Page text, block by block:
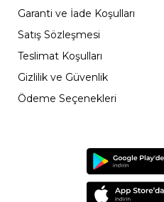
Garanti ve İade Koşulları
Satış Sözleşmesi
Teslimat Koşulları
Gizlilik ve Güvenlik
Ödeme Seçenekleri